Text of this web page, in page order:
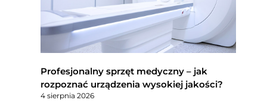
Profesjonalny sprzęt medyczny – jak
rozpoznać urządzenia wysokiej jakości?
4 sierpnia 2026